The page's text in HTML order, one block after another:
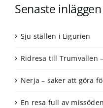
Senaste inläggen
Sju ställen i Ligurien
Ridresa till Trumvallen
Nerja – saker att göra
En resa full av missöden